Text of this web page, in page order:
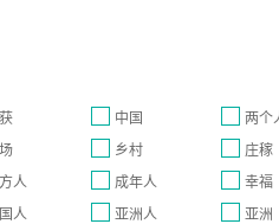
中国
两个
乡村
庄稼
人 成年人
幸福
人 亚洲人
亚洲